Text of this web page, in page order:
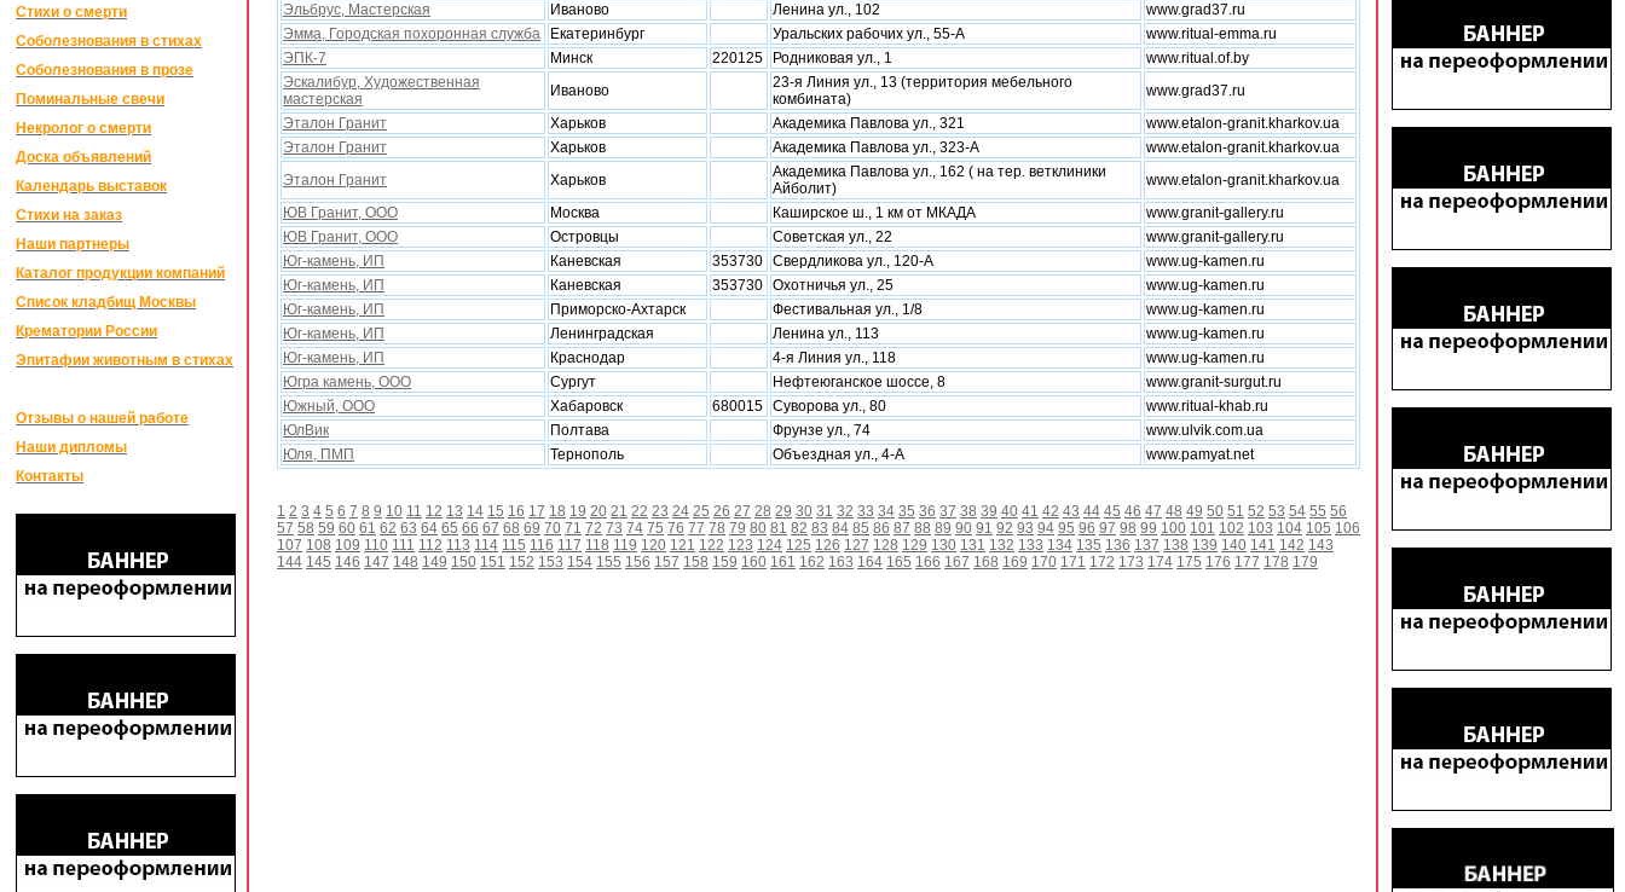
Стихи о смерти
Соболезнования в стихах
Соболезнования в прозе
Поминальные свечи
Некролог о смерти
Доска объявлений
Календарь выставок
Стихи на заказ
Наши партнеры
Каталог продукции компаний
Список кладбищ Москвы
Крематории России
Эпитафии животным в стихах
Отзывы о нашей работе
Наши дипломы
Контакты
Эльбрус, Мастерская
Иваново Ленина ул., 102
www.grad37.ru
Эмма, Городская поxоронная служба
Екатеринбург Уральских рабочих ул., 55-А
www.ritual-emma.ru
ЭПК-7
Минск 220125 Родниковая ул., 1
www.ritual.of.by
Эскалибур, Xудожественная
мастерская
Иваново
23-я Линия ул., 13 (территория мебельного
комбината)
www.grad37.ru
Эталон Гранит
Xарьков Академика Павлова ул., 321
www.etalon-granit.kharkov.ua
Эталон Гранит
Xарьков Академика Павлова ул., 323-А
www.etalon-granit.kharkov.ua
Эталон Гранит
Xарьков
Академика Павлова ул., 162 ( на тер. ветклиники
Айболит)
www.etalon-granit.kharkov.ua
ЮВ Гранит, ООО
Москва Каширское ш., 1 км от МКАДА
www.granit-gallery.ru
ЮВ Гранит, ООО
Островцы Советская ул., 22
www.granit-gallery.ru
Юг-камень, ИП
Каневская 353730 Свердликова ул., 120-А
www.ug-kamen.ru
Юг-камень, ИП
Каневская 353730 Охотничья ул., 25
www.ug-kamen.ru
Юг-камень, ИП
Приморско-Ахтарск Фестивальная ул., 1/8
www.ug-kamen.ru
Юг-камень, ИП
Ленинградская Ленина ул., 113
www.ug-kamen.ru
Юг-камень, ИП
Краснодар 4-я Линия ул., 118
www.ug-kamen.ru
Югра камень, ООО
Сургут Нефтеюганское шоссе, 8
www.granit-surgut.ru
Южный, ООО
Хабаровск 680015 Суворова ул., 80
www.ritual-khab.ru
ЮлВик
Полтава Фрунзе ул., 74
www.ulvik.com.ua
Юля, ПМП
Тернополь Объездная ул., 4-А www.pamyat.net
1 2 3 4 5 6 7 8 9 10 11 12 13 14 15 16 17 18 19 20 21 22 23 24 25 26 27 28 29 30 31 32 33 34 35 36 37 38 39 40 41 42 43 44 45 46 47 48 49 50 51 52 53 54 55 56
57 58 59 60 61 62 63 64 65 66 67 68 69 70 71 72 73 74 75 76 77 78 79 80 81 82 83 84 85 86 87 88 89 90 91 92 93 94 95 96 97 98 99 100 101 102 103 104 105 106
107 108 109 110 111 112 113 114 115 116 117 118 119 120 121 122 123 124 125 126 127 128 129 130 131 132 133 134 135 136 137 138 139 140 141 142 143
144 145 146 147 148 149 150 151 152 153 154 155 156 157 158 159 160 161 162 163 164 165 166 167 168 169 170 171 172 173 174 175 176 177 178 179